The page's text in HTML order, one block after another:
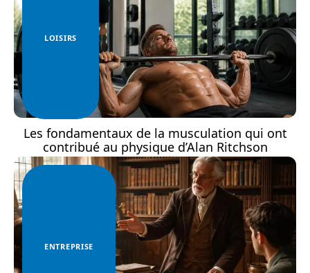
LOISIRS
Les fondamentaux de la musculation qui ont
contribué au physique d’Alan Ritchson
ENTREPRISE